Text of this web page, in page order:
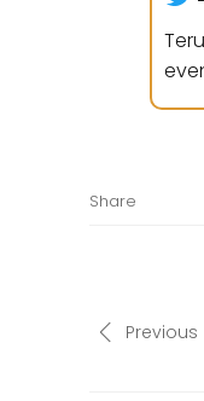
Share
Previous